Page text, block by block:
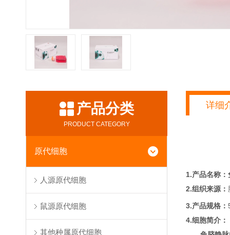
产品分类
PRODUCT CATEGORY
原代细胞
人源原代细胞
鼠源原代细胞
其他种属原代细胞
详细
1.产品名称：
2.组织来源：
3.产品规格：
4.细胞简介：